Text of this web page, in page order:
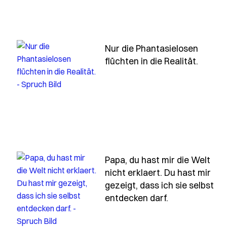
nur-der-verdient-sich-freiheit-wie-das-leben-der-
Nur die Phantasielosen
flüchten in die Realität.
gestern-und-heute-akzeptiert-kann-sein-morgen
Papa, du hast mir die Welt
nicht erklaert. Du hast mir
gezeigt, dass ich sie selbst
entdecken darf.